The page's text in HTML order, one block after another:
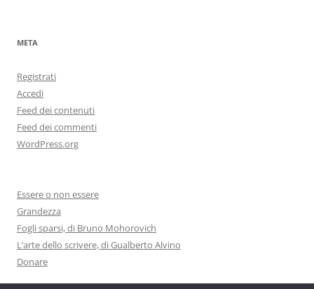
META
Registrati
Accedi
Feed dei contenuti
Feed dei commenti
WordPress.org
Essere o non essere
Grandezza
Fogli sparsi, di Bruno Mohorovich
L’arte dello scrivere, di Gualberto Alvino
Donare